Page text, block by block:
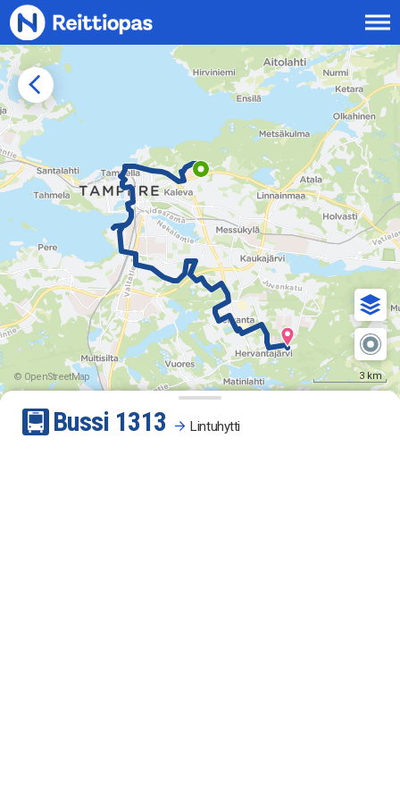
Siirry sisältöön
© OpenStreetMap 3 km
Bussi 1313 Lintuhytti